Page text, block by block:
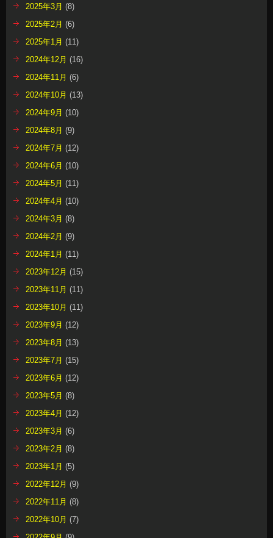
2025年3月 (8)
2025年2月 (6)
2025年1月 (11)
2024年12月 (16)
2024年11月 (6)
2024年10月 (13)
2024年9月 (10)
2024年8月 (9)
2024年7月 (12)
2024年6月 (10)
2024年5月 (11)
2024年4月 (10)
2024年3月 (8)
2024年2月 (9)
2024年1月 (11)
2023年12月 (15)
2023年11月 (11)
2023年10月 (11)
2023年9月 (12)
2023年8月 (13)
2023年7月 (15)
2023年6月 (12)
2023年5月 (8)
2023年4月 (12)
2023年3月 (6)
2023年2月 (8)
2023年1月 (5)
2022年12月 (9)
2022年11月 (8)
2022年10月 (7)